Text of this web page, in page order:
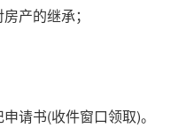
产的继承；
请书(收件窗口领取)。